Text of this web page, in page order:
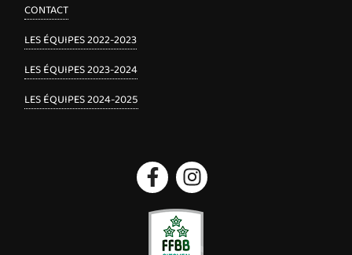
CONTACT
LES ÉQUIPES 2022-2023
LES ÉQUIPES 2023-2024
LES ÉQUIPES 2024-2025
FacebookInstagram